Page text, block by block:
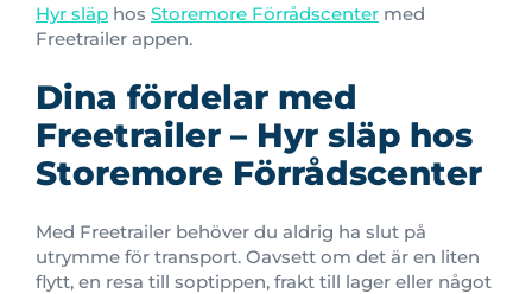
Hyr släp hos Storemore Förrådscenter med
Freetrailer appen.
Dina fördelar med
Freetrailer – Hyr släp hos
Storemore Förrådscenter
Med Freetrailer behöver du aldrig ha slut på
utrymme för transport. Oavsett om det är en liten
flytt, en resa till soptippen, frakt till lager eller något